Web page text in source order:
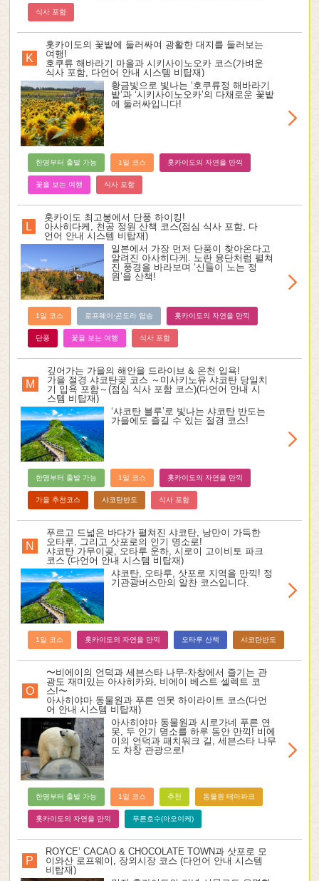
식사 포함
K
홋카이도의 꽃밭에 둘러싸여 광활한 대지를 둘러보는
여행!
호쿠류 해바라기 마을과 시키사이노오카 코스(가벼운
식사 포함, 다언어 안내 시스템 비탑재)
황금빛으로 빛나는 ‘호쿠류정 해바라기
밭’과 ‘시키사이노오카’의 다채로운 꽃밭
에 둘러싸입니다!
한명부터 출발 가능 1일 코스 홋카이도의 자연을 만끽
꽃을 보는 여행 식사 포함
L
홋카이도 최고봉에서 단풍 하이킹!
아사히다케, 천공 정원 산책 코스(점심 식사 포함, 다
언어 안내 시스템 비탑재)
일본에서 가장 먼저 단풍이 찾아온다고
알려진 아사히다케. 노란 융단처럼 펼쳐
진 풍경을 바라보며 ‘신들이 노는 정
원’을 산책!
1일 코스 로프웨이·곤도라 탑승 홋카이도의 자연을 만끽
단풍 꽃을 보는 여행 식사 포함
M
깊어가는 가을의 해안을 드라이브 & 온천 입욕!
가을 절경 샤코탄곶 코스 ～미사키노유 샤코탄 당일치
기 입욕 포함～(점심 식사 포함 코스)(다언어 안내 시
스템 비탑재)
‘샤코탄 블루’로 빛나는 샤코탄 반도는
가을에도 즐길 수 있는 절경 코스!
한명부터 출발 가능 1일 코스 홋카이도의 자연을 만끽
가을 추천코스 샤코탄반도 식사 포함
N
푸르고 드넓은 바다가 펼쳐진 샤코탄, 낭만이 가득한
오타루, 그리고 삿포로의 인기 명소로!
샤코탄 가무이곶, 오타루 운하, 시로이 고이비토 파크
코스 (다언어 안내 시스템 비탑재)
샤코탄, 오타루, 삿포로 지역을 만끽! 정
기관광버스만의 알찬 코스입니다.
1일 코스 홋카이도의 자연을 만끽 오타루 산책 샤코탄반도
O
〜비에이의 언덕과 세븐스타 나무-차창에서 즐기는 관
광도 재미있는 아사히카와, 비에이 베스트 셀렉트 코
스!〜
아사히야마 동물원과 푸른 연못 하이라이트 코스(다언
어 안내 시스템 비탑재)
아사히야마 동물원과 시로가네 푸른 연
못, 두 인기 명소를 하루 동안 만끽! 비에
이의 언덕과 패치워크 길, 세븐스타 나무
도 차창 관광으로!
한명부터 출발 가능 1일 코스 추천 동물원 테마파크
홋카이도의 자연을 만끽 푸른호수(아오이케)
P
ROYCE’ CACAO & CHOCOLATE TOWN과 삿포로 모
이와산 로프웨이, 장외시장 코스 (다언어 안내 시스템
비탑재)